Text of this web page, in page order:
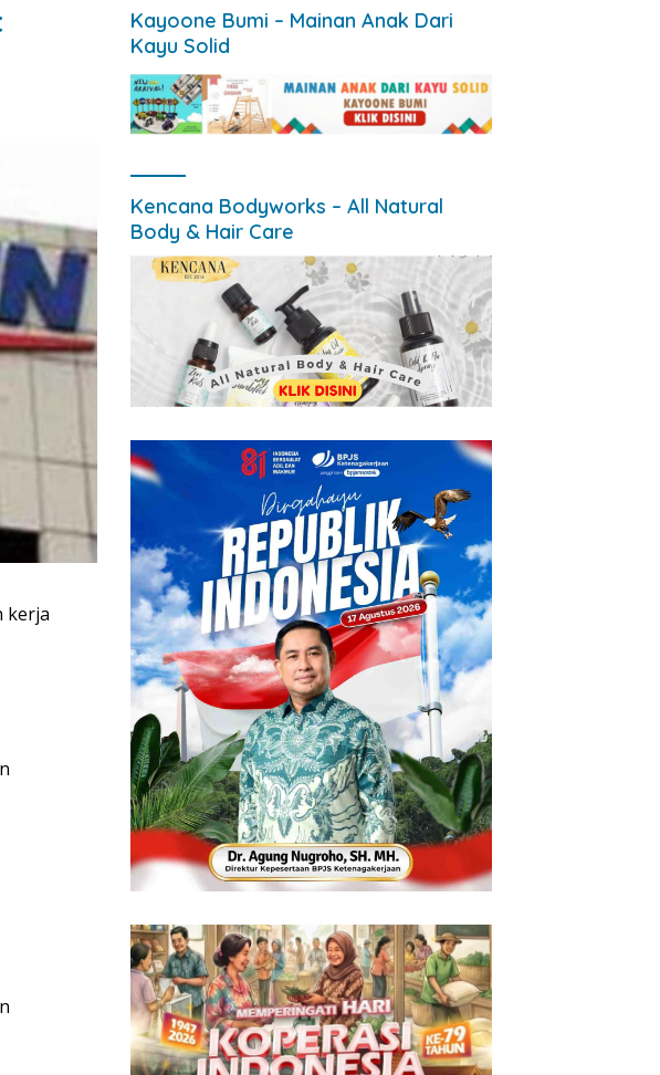
kerja
Kayoone Bumi – Mainan Anak Dari
Kayu Solid
Kencana Bodyworks – All Natural
Body & Hair Care